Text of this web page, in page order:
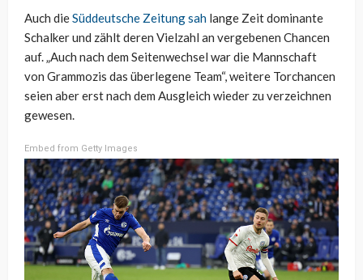
Auch dieSüddeutsche Zeitung sah lange Zeit dominante
Schalker und zählt deren Vielzahl an vergebenen Chancen
auf. „Auch nach dem Seitenwechsel war die Mannschaft
von Grammozis das überlegene Team“, weitere Torchancen
seien aber erst nach dem Ausgleich wieder zu verzeichnen
gewesen.
Embed from Getty Images